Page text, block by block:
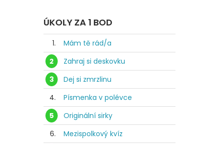
ÚKOLY ZA 1 BOD
1.
Mám tě rád/a
2
Zahraj si deskovku
3
Dej si zmrzlinu
4.
Písmenka v polévce
5
Originální sirky
6.
Mezispolkový kvíz